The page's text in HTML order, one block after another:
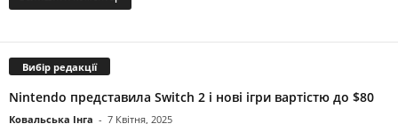
Вибір редакції
Nintendo представила Switch 2 і нові ігри вартістю до $80
Ковальська Інга - 7 Квітня, 2025